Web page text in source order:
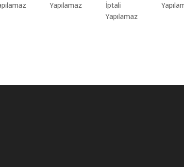
Yapılamaz
İptali
Yapılamaz